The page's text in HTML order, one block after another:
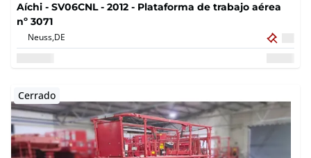
Aíchi - SV06CNL - 2012 - Plataforma de trabajo aérea
nº 3071
Neuss,DE
Cerrado